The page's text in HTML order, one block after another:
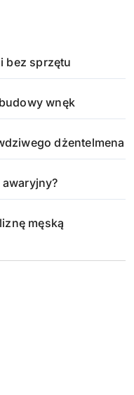
bez sprzętu
wnęk
dżentelmena
męską